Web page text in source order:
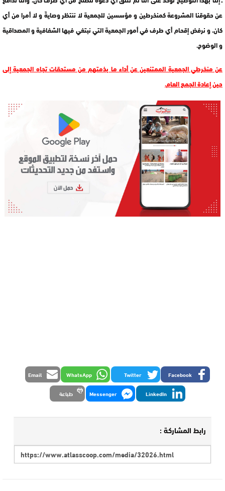
عن حقوقنا المشروعة كمنخرطين و مؤسسين للجمعية لا ننتظر وصايةً و لا أمرا من أي
كان، و نرفض إقحام أي طرف في أمور الجمعية التي نبتغي فيها الشفافية و المصداقية
و الوضوح.
عن منخرطي الجمعية الممتنعين عن أداء ما بذمتهم من مستحقات تجاه الجمعية إلى
حين إعادة الجمع العام.
Facebook
Twitter
WhatsApp
Email
LinkedIn
Messenger طباعة
رابط المشاركة :